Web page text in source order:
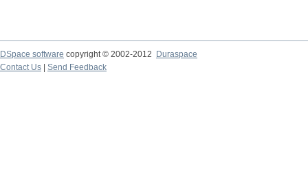
DSpace software copyright © 2002-2012
Duraspace
Contact Us
Send Feedback